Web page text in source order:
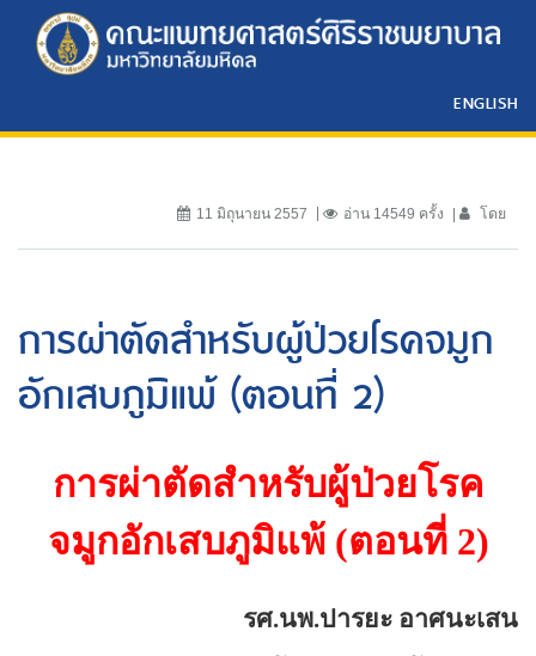
ENGLISH
11 มิถุนายน 2557 อ่าน 14549 ครั้ง โดย
การผ่าตัดสำหรับผู้ป่วยโรคจมูก
อักเสบภูมิแพ้ (ตอนที่ 2)
การผ่าตัดสำหรับผู้ป่วยโรค
จมูกอักเสบภูมิแพ้ (ตอนที่ 2)
รศ.นพ.ปารยะ อาศนะเสน